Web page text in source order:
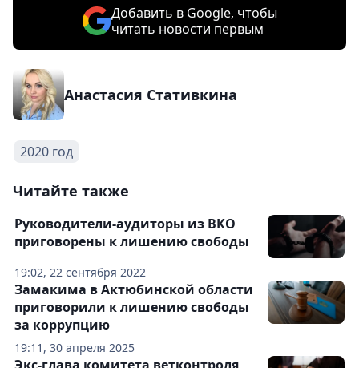
Добавить в Google, чтобы
читать новости первым
Анастасия Стативкина
2020 год
Читайте также
19:02, 22 сентября 2022
Руководители-аудиторы из ВКО
приговорены к лишению свободы
19:11, 30 апреля 2025
Замакима в Актюбинской области
приговорили к лишению свободы
за коррупцию